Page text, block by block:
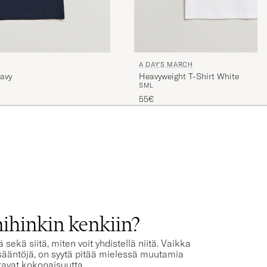
A DAY'S MARCH
Heavyweight T-Shirt White
SML
55€
kenkiin?
siitä, miten voit yhdistellä niitä. Vaikka
on syytä pitää mielessä muutamia